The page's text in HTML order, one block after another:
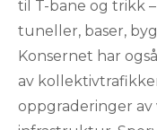
til T-bane og trikk
tuneller, baser,
Konsernet har
av
oppgraderinger av